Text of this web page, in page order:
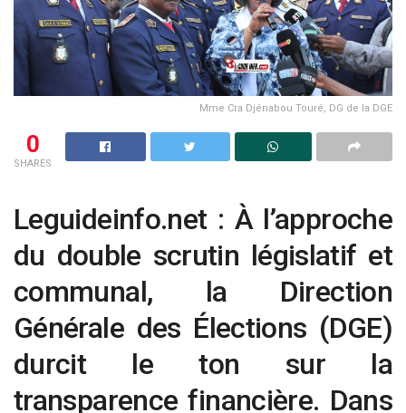
Mme Cra Djénabou Touré, DG de la DGE
0
SHARES
Leguideinfo.net : À l’approche
du double scrutin législatif et
communal, la Direction
Générale des Élections (DGE)
durcit le ton sur la
transparence financière. Dans